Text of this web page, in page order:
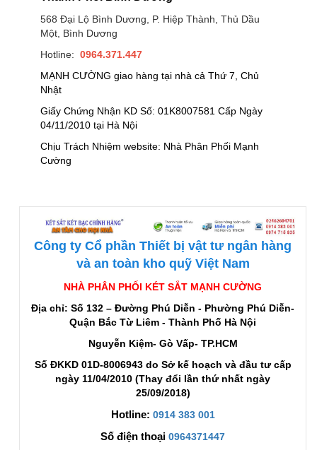
568 Đại Lộ Bình Dương, P. Hiệp Thành, Thủ Dầu
Một, Bình Dương
Hotline: 0964.371.447
MẠNH CƯỜNG giao hàng tại nhà cả Thứ 7, Chủ
Nhật
Giấy Chứng Nhận KD Số: 01K8007581 Cấp Ngày
04/11/2010 tại Hà Nội
Chịu Trách Nhiệm website: Nhà Phân Phối Mạnh
Cường
Công ty Cổ phần Thiết bị vật tư ngân hàng
và an toàn kho quỹ Việt Nam
NHÀ PHÂN PHỐI KÉT SẮT MẠNH CƯỜNG
Địa chỉ: Số 132 – Đường Phú Diễn - Phường Phú Diễn-
Quận Bắc Từ Liêm - Thành Phố Hà Nội
Nguyễn Kiệm- Gò Vấp- TP.HCM
Số ĐKKD 01D-8006943 do Sở kế hoạch và đầu tư cấp
ngày 11/04/2010 (Thay đổi lần thứ nhất ngày
25/09/2018)
Hotline: 0914 383 001
Số điện thoại 0964371447